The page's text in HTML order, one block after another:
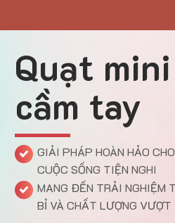
Quạt mini
cầm tay
GIẢI PHÁP HOÀN HẢO CHO
CUỘC SỐNG TIỆN NGHI
MANG ĐẾN TRẢI NGHIỆM
BỈ VÀ CHẤT LƯỢNG VƯỢT